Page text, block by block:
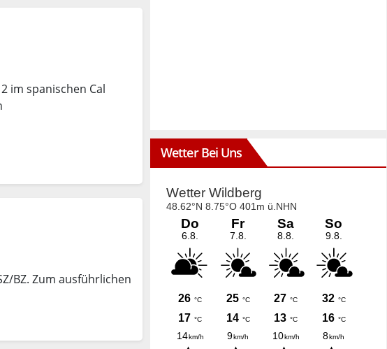
im spanischen Cal
BZ. Zum ausführlichen
Wetter Bei Uns